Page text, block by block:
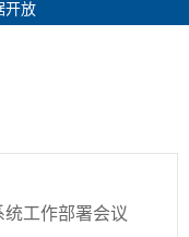
开放
工作部署会议